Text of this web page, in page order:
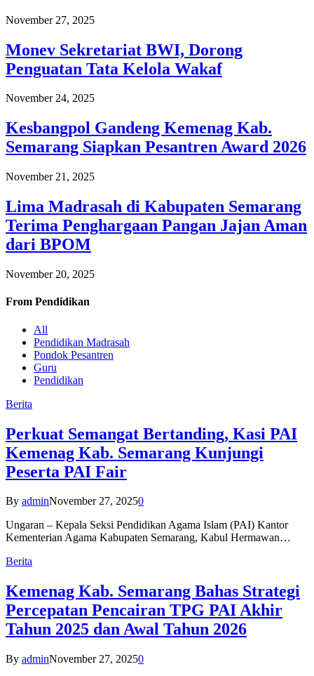
November 27, 2025
Monev Sekretariat BWI, Dorong
Penguatan Tata Kelola Wakaf
November 24, 2025
Kesbangpol Gandeng Kemenag Kab.
Semarang Siapkan Pesantren Award 2026
November 21, 2025
Lima Madrasah di Kabupaten Semarang
Terima Penghargaan Pangan Jajan Aman
dari BPOM
November 20, 2025
From Pendidikan
All
Pendidikan Madrasah
Pondok Pesantren
Guru
Pendidikan
Berita
Perkuat Semangat Bertanding, Kasi PAI
Kemenag Kab. Semarang Kunjungi
Peserta PAI Fair
By adminNovember 27, 20250
Ungaran – Kepala Seksi Pendidikan Agama Islam (PAI) Kantor
Kementerian Agama Kabupaten Semarang, Kabul Hermawan…
Berita
Kemenag Kab. Semarang Bahas Strategi
Percepatan Pencairan TPG PAI Akhir
Tahun 2025 dan Awal Tahun 2026
By adminNovember 27, 20250